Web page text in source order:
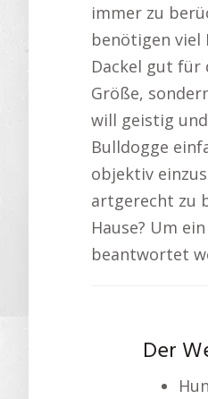
immer zu
benötigen viel
Dackel gut für
Größe,
will geistig
Bulldogge
objektiv
artgerecht zu
Hause? Um
beantwortet
Der